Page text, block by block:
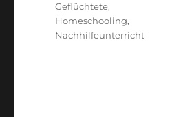
Geflüchtete,
Homeschooling,
Nachhilfeunterricht